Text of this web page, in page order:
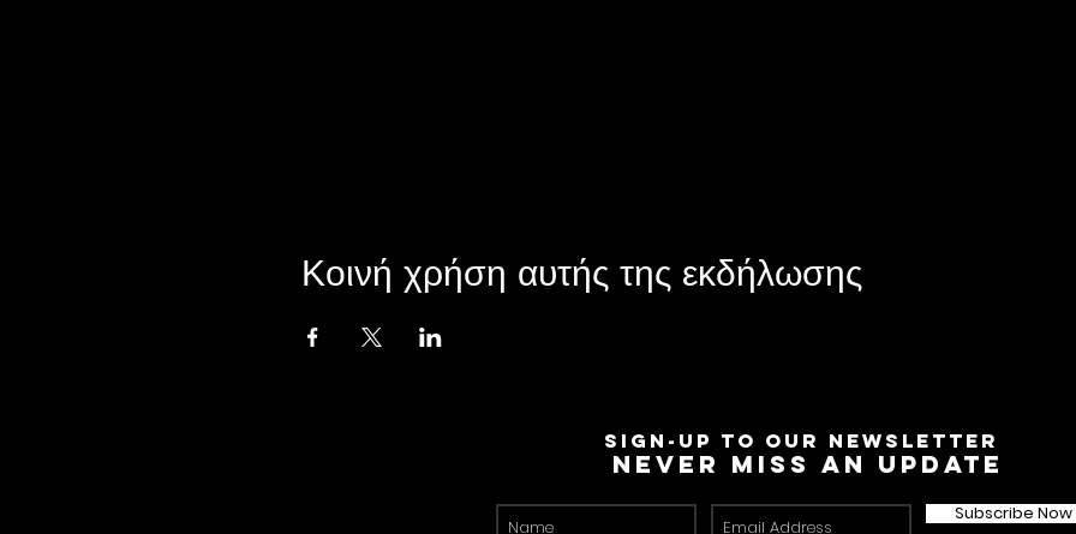
Κοινή χρήση αυτής της εκδήλωσης
Sign-Up to Our Newsletter
Never miss an update
Subscribe Now